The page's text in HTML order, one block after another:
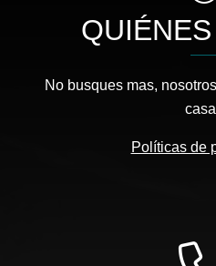
No busques mas,
Políticas de